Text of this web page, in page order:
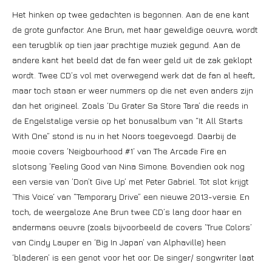
Het hinken op twee gedachten is begonnen. Aan de ene kant
de grote gunfactor. Ane Brun, met haar geweldige oeuvre, wordt
een terugblik op tien jaar prachtige muziek gegund. Aan de
andere kant het beeld dat de fan weer geld uit de zak geklopt
wordt. Twee CD’s vol met overwegend werk dat de fan al heeft,
maar toch staan er weer nummers op die net even anders zijn
dan het origineel. Zoals ‘Du Grater Sa Store Tara’ die reeds in
de Engelstalige versie op het bonusalbum van “It All Starts
With One” stond is nu in het Noors toegevoegd. Daarbij de
mooie covers ‘Neigbourhood #1‘ van The Arcade Fire en
slotsong ’Feeling Good van Nina Simone. Bovendien ook nog
een versie van ’Don’t Give Up’ met Peter Gabriel. Tot slot krijgt
‘This Voice‘ van “Temporary Drive” een nieuwe 2013-versie. En
toch, de weergaloze Ane Brun twee CD’s lang door haar en
andermans oeuvre (zoals bijvoorbeeld de covers ‘True Colors’
van Cindy Lauper en ‘Big In Japan’ van Alphaville) heen
‘bladeren’ is een genot voor het oor. De singer/ songwriter laat